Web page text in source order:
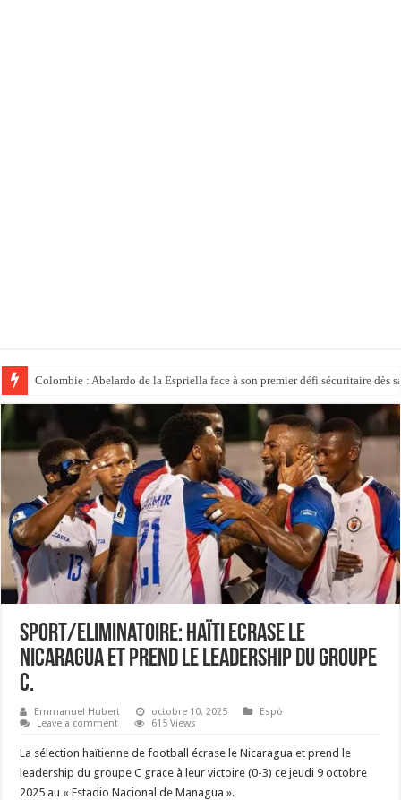
Colombie : Abelardo de la Espriella face à son premier défi sécuritaire dès
Politique : Donald Trump place son ex-avocat au sommet du système
Sport/Eliminatoire: Haïti ecrase le
Nicaragua et prend le leadership du groupe
C.
Emmanuel Hubert octobre 10, 2025
Espò
Leave a comment
615 Views
La sélection haïtienne de football écrase le Nicaragua et prend le
leadership du groupe C grace à leur victoire (0-3) ce jeudi 9 octobre
2025 au « Estadio Nacional de Managua ».